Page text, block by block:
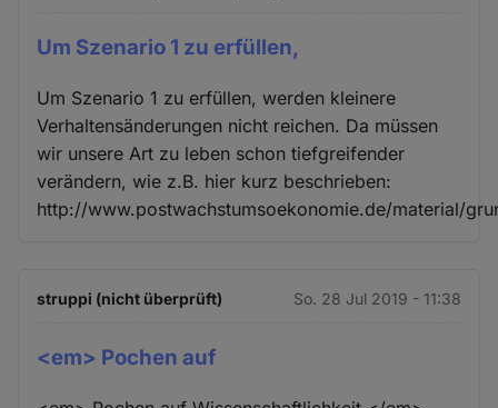
Um Szenario 1 zu erfüllen,
Um Szenario 1 zu erfüllen, werden kleinere
Verhaltensänderungen nicht reichen. Da müssen
wir unsere Art zu leben schon tiefgreifender
verändern, wie z.B. hier kurz beschrieben:
http://www.postwachstumsoekonomie.de/material/
struppi (nicht überprüft) So. 28 Jul 2019 - 11:38
<em> Pochen auf